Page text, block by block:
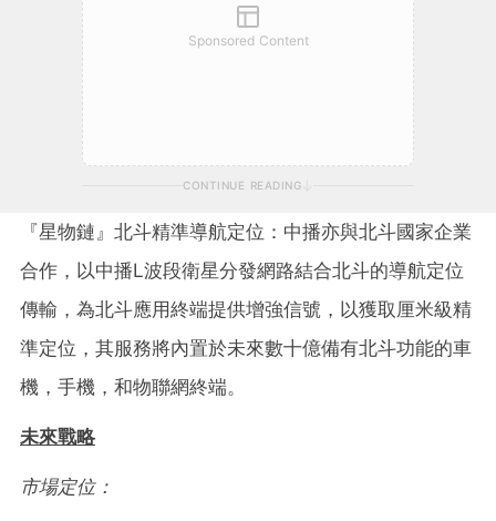
Sponsored Content
CONTINUE READING
『星物鏈』北斗精準導航定位：中播亦與北斗國家企業
合作，以中播L波段衛星分發網路結合北斗的導航定位
傳輸，為北斗應用終端提供增強信號，以獲取厘米級精
準定位，其服務將內置於未來數十億備有北斗功能的車
機，手機，和物聯網終端。
未來戰略
市場定位：